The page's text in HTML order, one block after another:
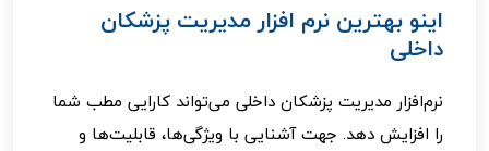
اینو بهترین نرم افزار مدیریت پزشکان
داخلی
نرم‌افزار مدیریت پزشکان داخلی می‌تواند کارایی مطب شما
را افزایش دهد. جهت آشنایی با ویژگی‌ها، قابلیت‌ها و